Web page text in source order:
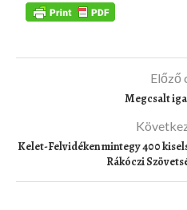
Előző
Megcsalt
Kelet-Felvidéken mintegy 400
Rákóczi